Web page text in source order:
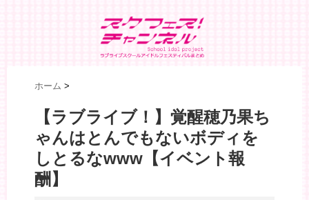
ホーム >
【ラブライブ！】覚醒穂乃果ち
ゃんはとんでもないボディを
しとるなwww【イベント報
酬】